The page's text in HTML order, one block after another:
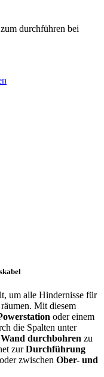
durchführen bei
um alle Hindernisse für
Mit diesem
oder einem
die Spalten unter
Wand durchbohren zu
zurDurchführung
oder zwischen Ober- und